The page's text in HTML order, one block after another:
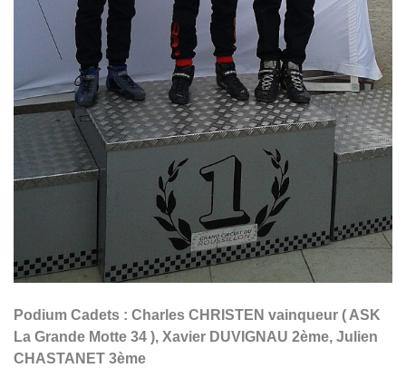
Podium Cadets : Charles CHRISTEN vainqueur ( ASK
La Grande Motte 34 ), Xavier DUVIGNAU 2ème, Julien
CHASTANET 3ème